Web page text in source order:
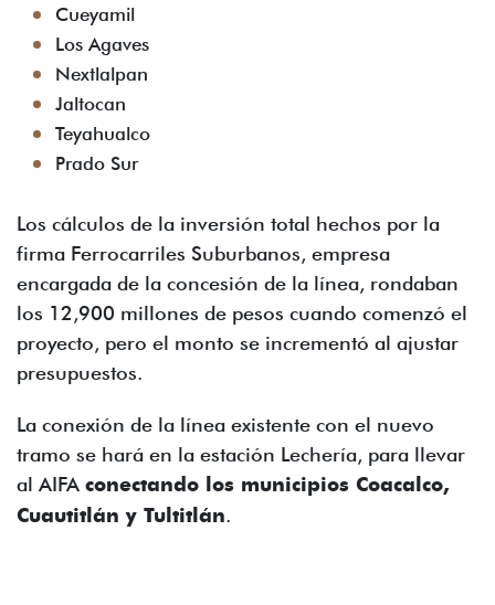
Cueyamil
Los Agaves
Nextlalpan
Jaltocan
Teyahualco
Prado Sur
Los cálculos de la inversión total hechos por la
firma Ferrocarriles Suburbanos, empresa
encargada de la concesión de la línea, rondaban
los 12,900 millones de pesos cuando comenzó el
proyecto, pero el monto se incrementó al ajustar
presupuestos.
La conexión de la línea existente con el nuevo
tramo se hará en la estación Lechería, para llevar
al AIFA conectando los municipios Coacalco,
Cuautitlán y Tultitlán.